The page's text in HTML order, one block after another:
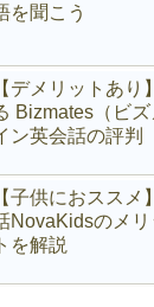
を聞こう
【デメリットあり
Bizmates（ビ
ン英会話の評判
【子供におスス
NovaKidsのメ
トを解説